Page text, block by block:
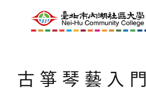
古箏琴藝入門